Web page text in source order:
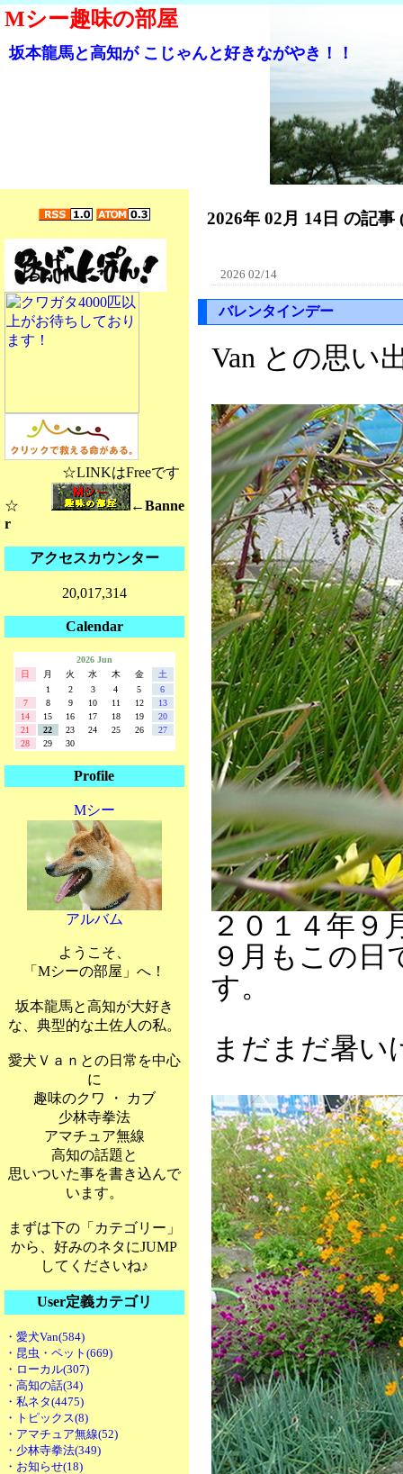
Mシー趣味の部屋
坂本龍馬と高知が こじゃんと好きながやき！！
☆LINKはFreeです
☆
←Banne
r
アクセスカウンター
20,017,314
Calendar
2026 Jun
日
月 火 水 木 金
土
1
2 3 4 5
6
7
8 9 10 11 12
13
14
15 16 17 18 19
20
21
22 23 24 25 26
27
28
29 30
Profile
Mシー
アルバム
ようこそ、
「Mシーの部屋」へ！
坂本龍馬と高知が大好き
な、典型的な土佐人の私。
愛犬Ｖａｎとの日常を中心
に
趣味のクワ ・ カブ
少林寺拳法
アマチュア無線
高知の話題と
思いついた事を書き込んで
います。
まずは下の「カテゴリー」
から、好みのネタにJUMP
してくださいね♪
User定義カテゴリ
・愛犬Van(584)
・昆虫・ペット(669)
・ローカル(307)
・高知の話(34)
・私ネタ(4475)
・トピックス(8)
・アマチュア無線(52)
・少林寺拳法(349)
・お知らせ(18)
2026年 02月 14日 の記事
2026 02/14
バレンタインデー
Van との思い
２０１４年９
９月もこの日
す。
まだまだ暑い